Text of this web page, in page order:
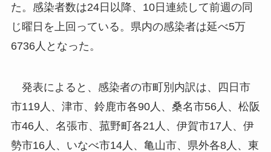
た。感染者数は24日以降、10日連続して前週の同
じ曜日を上回っている。県内の感染者は延べ5万
6736人となった。
発表によると、感染者の市町別内訳は、四日市
市119人、津市、鈴鹿市各90人、桑名市56人、松阪
市46人、名張市、菰野町各21人、伊賀市17人、伊
勢市16人、いなべ市14人、亀山市、県外各8人、東